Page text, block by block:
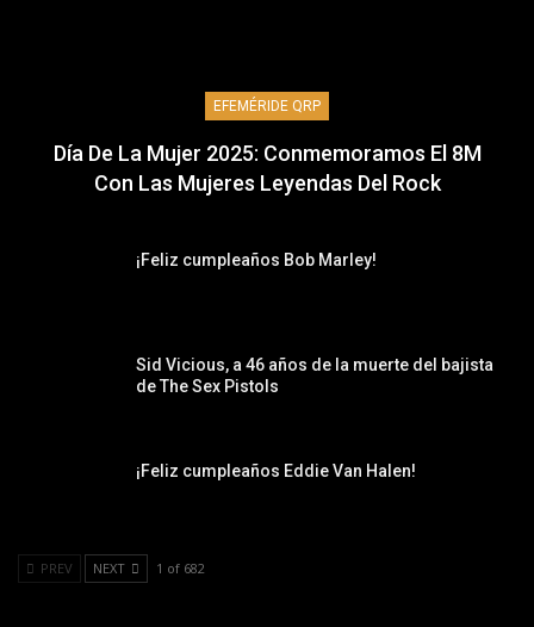
EFEMÉRIDE QRP
Día De La Mujer 2025: Conmemoramos El 8M
Con Las Mujeres Leyendas Del Rock
¡Feliz cumpleaños Bob Marley!
Sid Vicious, a 46 años de la muerte del bajista
de The Sex Pistols
¡Feliz cumpleaños Eddie Van Halen!
PREV NEXT 1 of 682